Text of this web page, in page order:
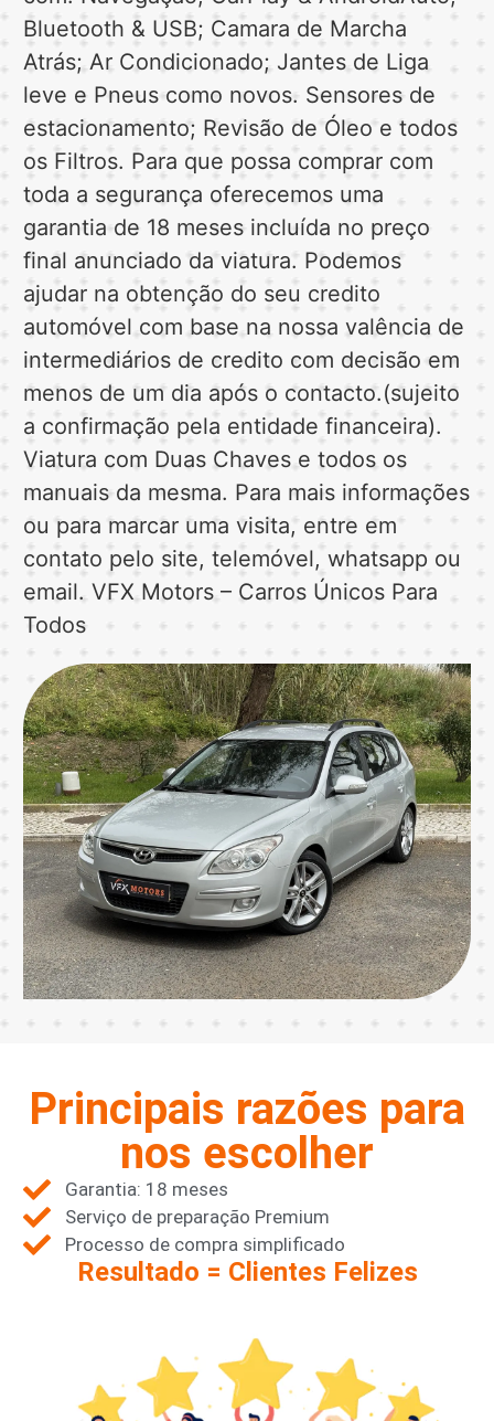
Bluetooth & USB; Camara de Marcha
Atrás; Ar Condicionado; Jantes de Liga
leve e Pneus como novos. Sensores de
estacionamento; Revisão de Óleo e todos
os Filtros. Para que possa comprar com
toda a segurança oferecemos uma
garantia de 18 meses incluída no preço
final anunciado da viatura. Podemos
ajudar na obtenção do seu credito
automóvel com base na nossa valência de
intermediários de credito com decisão em
menos de um dia após o contacto.(sujeito
a confirmação pela entidade financeira).
Viatura com Duas Chaves e todos os
manuais da mesma. Para mais informações
ou para marcar uma visita, entre em
contato pelo site, telemóvel, whatsapp ou
email. VFX Motors – Carros Únicos Para
Todos
Principais razões para
nos escolher
Garantia: 18 meses
Serviço de preparação Premium
Processo de compra simplificado
Resultado = Clientes Felizes